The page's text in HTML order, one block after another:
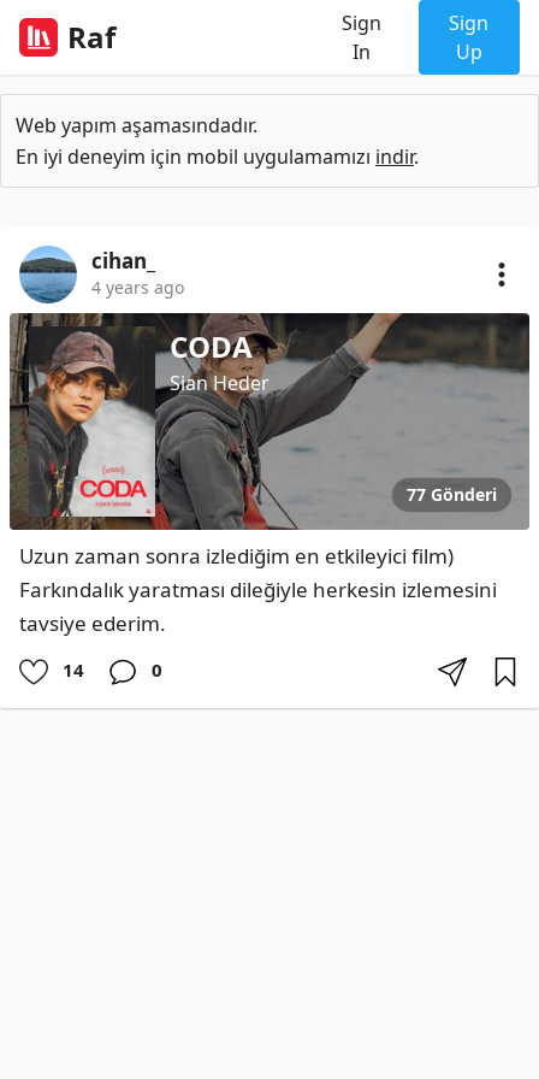
Raf
Sign
In
Sign
Up
Web yapım aşamasındadır.
En iyi deneyim için mobil uygulamamızı indir.
cihan_
4 years ago
CODA
Sian Heder
77 Gönderi
Uzun zaman sonra izlediğim en etkileyici film)
Farkındalık yaratması dileğiyle herkesin izlemesini
tavsiye ederim.
14 0